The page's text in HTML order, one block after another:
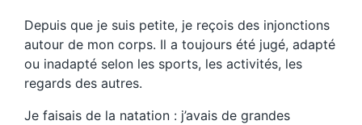
Depuis que je suis petite, je reçois des injonctions
autour de mon corps. Il a toujours été jugé, adapté
ou inadapté selon les sports, les activités, les
regards des autres.
Je faisais de la natation : j’avais de grandes